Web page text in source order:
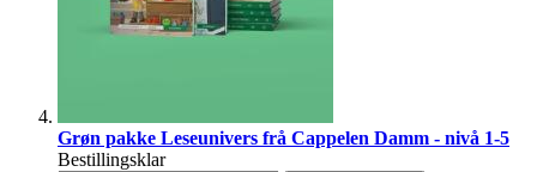
Grøn pakke Leseunivers frå Cappelen Damm - nivå 1-5
Bestillingsklar